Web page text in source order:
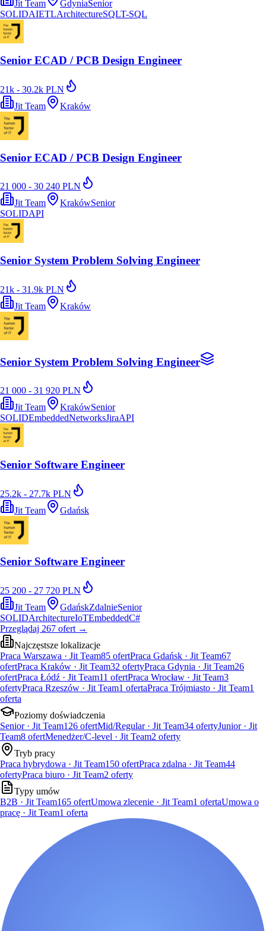
Jit Team GdyniaSenior
SOLIDAIETLArchitectureSQLT-SQL
Senior ECAD / PCB Design Engineer
21k - 30.2k PLN
Jit Team
Kraków
Senior ECAD / PCB Design Engineer
21 000 - 30 240 PLN
Jit Team
KrakówSenior
SOLIDAPI
Senior System Problem Solving Engineer
21k - 31.9k PLN
Jit Team
Kraków
Senior System Problem Solving Engineer
21 000 - 31 920 PLN
Jit Team
KrakówSenior
SOLIDEmbeddedNetworksJiraAPI
Senior Software Engineer
25.2k - 27.7k PLN
Jit Team
Gdańsk
Senior Software Engineer
25 200 - 27 720 PLN
Jit Team
GdańskZdalnieSenior
SOLIDArchitectureIoTEmbeddedC#
Przeglądaj 267 ofert →
Najczęstsze lokalizacje
Praca Warszawa · Jit Team85 ofertPraca Gdańsk · Jit Team67
ofertPraca Kraków · Jit Team32 ofertyPraca Gdynia · Jit Team26
ofertPraca Łódź · Jit Team11 ofertPraca Wrocław · Jit Team3
ofertyPraca Rzeszów · Jit Team1 ofertaPraca Trójmiasto · Jit Team1
oferta
Poziomy doświadczenia
Senior · Jit Team126 ofertMid/Regular · Jit Team34 ofertyJunior · Jit
Team8 ofertMenedżer/C-level · Jit Team2 oferty
Tryb pracy
Praca hybrydowa · Jit Team150 ofertPraca zdalna · Jit Team44
ofertyPraca biuro · Jit Team2 oferty
Typy umów
B2B · Jit Team165 ofertUmowa zlecenie · Jit Team1 ofertaUmowa o
pracę · Jit Team1 oferta